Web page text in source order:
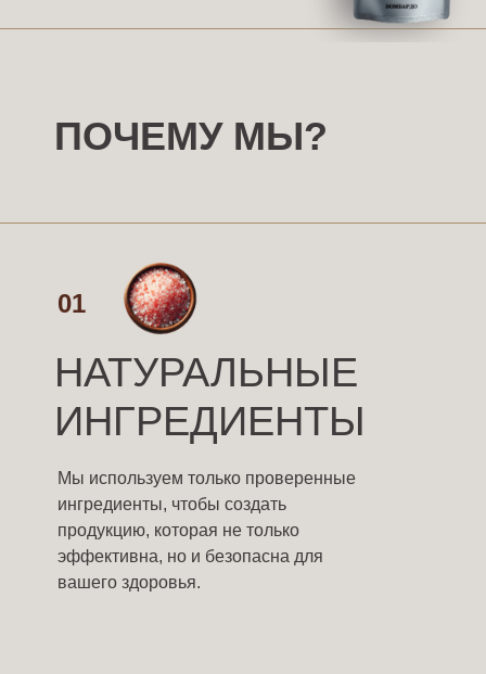
01
НАТУРАЛЬНЫЕ
ИНГРЕДИЕНТЫ
Мы используем только проверенные
ингредиенты, чтобы создать
продукцию, которая не только
эффективна, но и безопасна для
вашего здоровья.
ПОЧЕМУ МЫ?